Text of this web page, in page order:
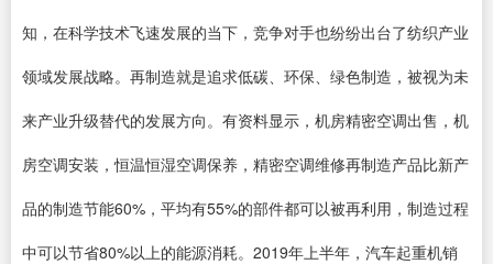
知，在科学技术飞速发展的当下，竞争对手也纷纷出台了纺织产业
领域发展战略。再制造就是追求低碳、环保、绿色制造，被视为未
来产业升级替代的发展方向。有资料显示，机房精密空调出售，机
房空调安装，恒温恒湿空调保养，精密空调维修再制造产品比新产
品的制造节能60%，平均有55%的部件都可以被再利用，制造过程
中可以节省80%以上的能源消耗。2019年上半年，汽车起重机销